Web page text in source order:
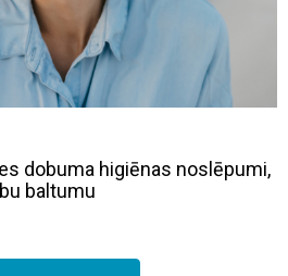
dobuma higiēnas noslēpumi,
baltumu